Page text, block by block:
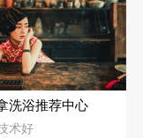
洗浴推荐中心
术好